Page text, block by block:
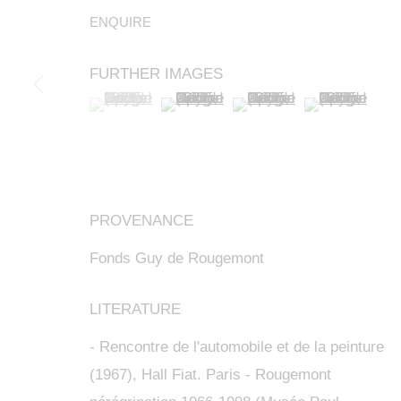
GUY DE
GUY DE ROUGEMONT,
ENQUIRE
FURTHER IMAGES
(View a larger image of thumbnail 1 )
, currently selected.
, currently selected.
, currently selected.(View a larger image of thumbnail 2 )
(View a larger image of
(View a larger
PROVENANCE
Fonds Guy de Rougemont
LITERATURE
- Rencontre de l'automobile et de la peinture
(1967), Hall Fiat. Paris - Rougemont